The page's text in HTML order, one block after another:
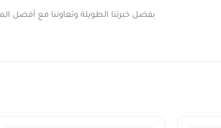
بفضل خبرتنا الطويلة وتعاوننا مع أفضل